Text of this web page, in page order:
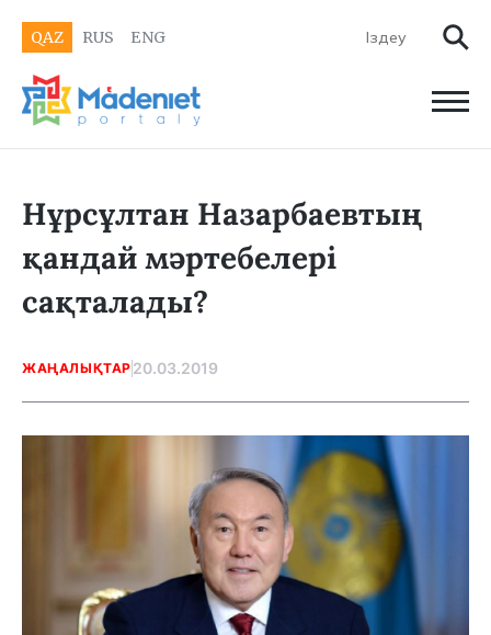
QAZ RUS ENG
Нұрсұлтан Назарбаевтың
қандай мәртебелері
сақталады?
ЖАҢАЛЫҚТАР 20.03.2019